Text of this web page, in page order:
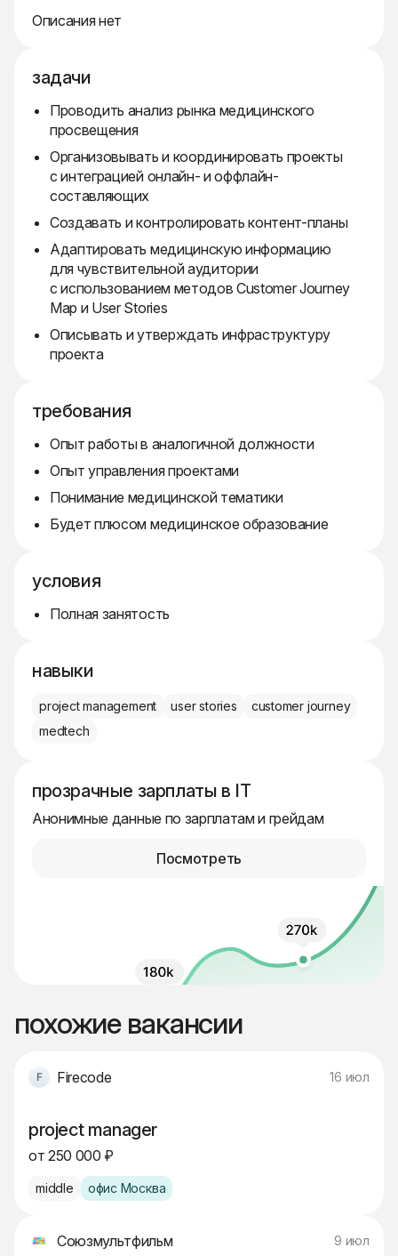
Описания нет
задачи
Проводить анализ рынка медицинского
просвещения
Организовывать и координировать проекты
с интеграцией онлайн- и оффлайн-
составляющих
Создавать и контролировать контент-планы
Адаптировать медицинскую информацию
для чувствительной аудитории
с использованием методов Customer Journey
Map и User Stories
Описывать и утверждать инфраструктуру
проекта
требования
Опыт работы в аналогичной должности
Опыт управления проектами
Понимание медицинской тематики
Будет плюсом медицинское образование
условия
Полная занятость
навыки
project management user stories
customer journey
medtech
прозрачные зарплаты в IT
Анонимные данные по зарплатам и грейдам
Посмотреть
похожие вакансии
Firecode 16 июл
project manager
от 250 000 ₽
middle офис Москва
Союзмультфильм 9 июл